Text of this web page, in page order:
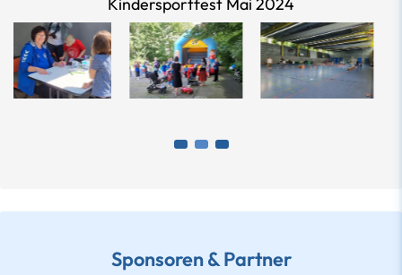
Kindersportfest Mai 2024
Sponsoren & Partner